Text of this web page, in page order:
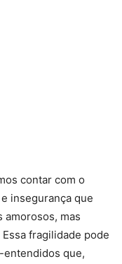
contar com o
insegurança que
amorosos, mas
fragilidade pode
entendidos que,